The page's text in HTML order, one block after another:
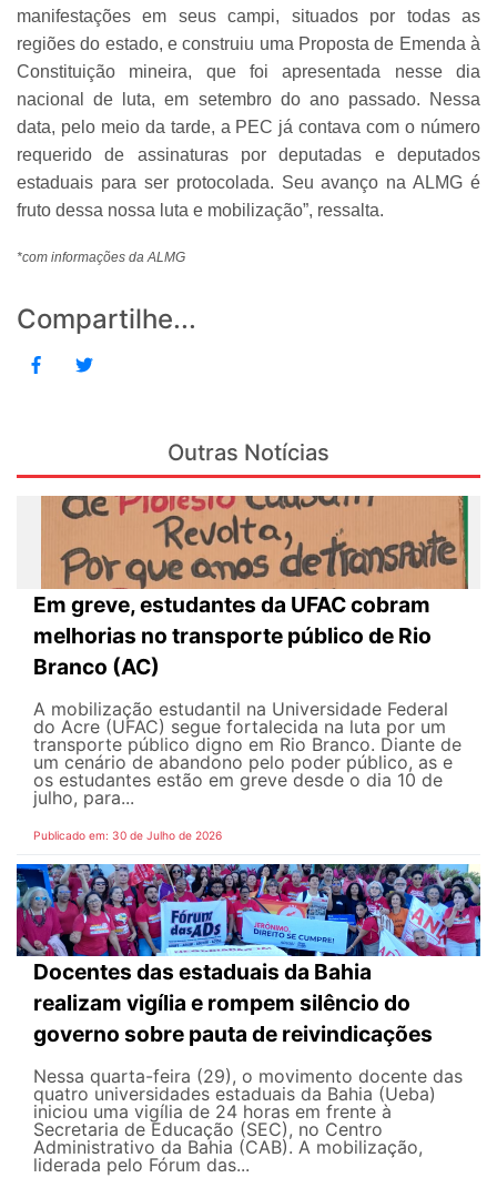
manifestações em seus campi, situados por todas as
regiões do estado, e construiu uma Proposta de Emenda à
Constituição mineira, que foi apresentada nesse dia
nacional de luta, em setembro do ano passado. Nessa
data, pelo meio da tarde, a PEC já contava com o número
requerido de assinaturas por deputadas e deputados
estaduais para ser protocolada. Seu avanço na ALMG é
fruto dessa nossa luta e mobilização”, ressalta.
*com informações da ALMG
Compartilhe...
Outras Notícias
Em greve, estudantes da UFAC cobram
melhorias no transporte público de Rio
Branco (AC)
A mobilização estudantil na Universidade Federal
do Acre (UFAC) segue fortalecida na luta por um
transporte público digno em Rio Branco. Diante de
um cenário de abandono pelo poder público, as e
os estudantes estão em greve desde o dia 10 de
julho, para...
Publicado em: 30 de Julho de 2026
Docentes das estaduais da Bahia
realizam vigília e rompem silêncio do
governo sobre pauta de reivindicações
Nessa quarta-feira (29), o movimento docente das
quatro universidades estaduais da Bahia (Ueba)
iniciou uma vigília de 24 horas em frente à
Secretaria de Educação (SEC), no Centro
Administrativo da Bahia (CAB). A mobilização,
liderada pelo Fórum das...